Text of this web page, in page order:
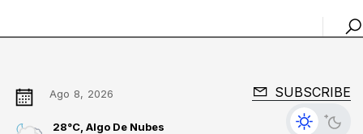
Ago 8, 2026
28°C, Algo De Nubes
SUBSCRIBE